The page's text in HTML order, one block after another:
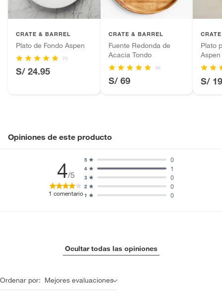
Pinturas de color a pedido.
Plantas.
Productos que hayan sido previamente instalados.
Baterías de auto.
Motocicletas y bicicletas motorizadas.
Licores y cigarros electrónicos.
CRATE & BARREL
Plato de Fondo Aspen
(1)
S/ 24.95
CRATE & BARREL
Fuente Redonda de
Acacia Tondo
(4)
S/ 69
Plato
Aspen
S/
Opiniones de este producto
4/5
1 comentario1 0
2 0
3 0
4 1
5 0
Ocultar todas las opiniones
Ordenar por: Mejores evaluaciones